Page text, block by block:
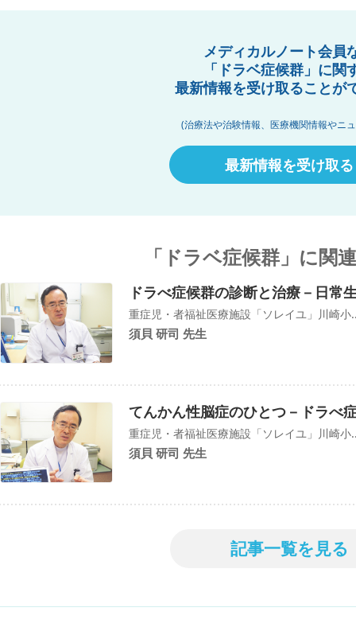
メディカルノート会員
「ドラベ症候群」に関
最新情報を受け取ることが
(治療法や治験情報、医療機関情報やニ
最新情報を受け取る
「ドラベ症候群」に関
ドラべ症候群の診断と治療－日常
重症児・者福祉医療施設「ソレイユ」川崎小
須貝 研司 先生
てんかん性脳症のひとつ－ドラべ
重症児・者福祉医療施設「ソレイユ」川崎小
須貝 研司 先生
記事一覧を見る